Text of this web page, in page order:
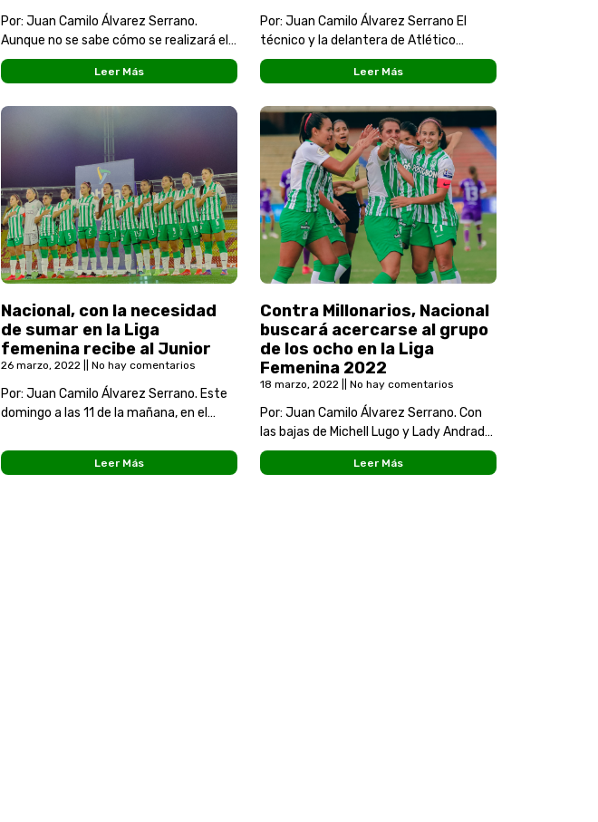
Por: Juan Camilo Álvarez Serrano.
Aunque no se sabe cómo se realizará el
formato de la Liga Femenina 2023,
Atlético Nacional ya puso en marcha
Leer Más
Por: Juan Camilo Álvarez Serrano El
técnico y la delantera de Atlético
Nacional femenino confían en que el
equipo verdolaga pueda conseguir la
Leer Más
Nacional, con la necesidad
de sumar en la Liga
femenina recibe al Junior
26 marzo, 2022 No hay comentarios
Por: Juan Camilo Álvarez Serrano. Este
domingo a las 11 de la mañana, en el
Atlético Nacional femenino y Junior
Leer Más
Contra Millonarios, Nacional
buscará acercarse al grupo
de los ocho en la Liga
Femenina 2022
18 marzo, 2022 No hay comentarios
Por: Juan Camilo Álvarez Serrano. Con
las bajas de Michell Lugo y Lady Andrade,
las verdolagas buscarán este domingo
un triunfo que acerque al equipo
Leer Más